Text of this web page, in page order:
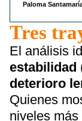
Paloma
Tres
El análisis
estabilidad
deterioro
Quienes
niveles